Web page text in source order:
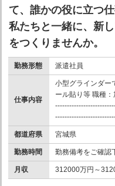
て、誰かの役に立つ仕
私たちと一緒に、新
をつくりませんか。
勤務形態 派遣社員
仕事内容
小型グラインダー
ール貼り等 職種
都道府県 宮城県
勤務時間 勤務備考をご確認
月収 312000万円～